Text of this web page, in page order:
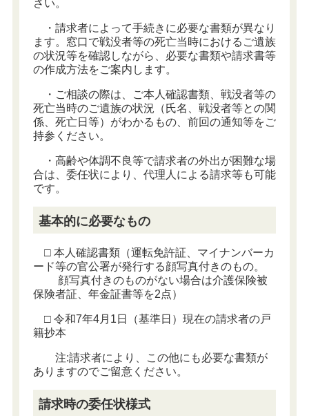
さい。
・請求者によって手続きに必要な書類が異なり
ます。窓口で戦没者等の死亡当時におけるご遺族
の状況等を確認しながら、必要な書類や請求書等
の作成方法をご案内します。
・ご相談の際は、ご本人確認書類、戦没者等の
死亡当時のご遺族の状況（氏名、戦没者等との関
係、死亡日等）がわかるもの、前回の通知等をご
持参ください。
・高齢や体調不良等で請求者の外出が困難な場
合は、委任状により、代理人による請求等も可能
です。
基本的に必要なもの
□ 本人確認書類（運転免許証、マイナンバーカ
ード等の官公署が発行する顔写真付きのもの。
顔写真付きのものがない場合は介護保険被
保険者証、年金証書等を2点）
□ 令和7年4月1日（基準日）現在の請求者の戸
籍抄本
注:請求者により、この他にも必要な書類が
ありますのでご留意ください。
請求時の委任状様式